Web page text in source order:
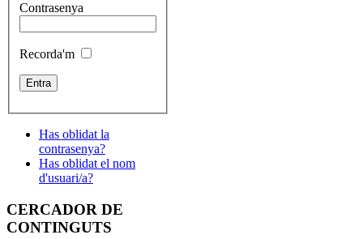
Contrasenya
Recorda'm
Has oblidat la
contrasenya?
Has oblidat el nom
d'usuari/a?
CERCADOR DE
CONTINGUTS